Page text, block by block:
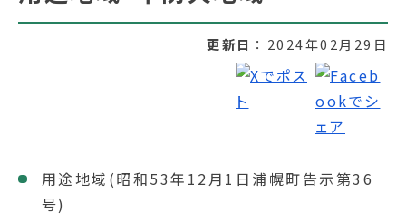
更新日 2024年02月29日
用途地域(昭和53年12月1日浦幌町告示第36
号)